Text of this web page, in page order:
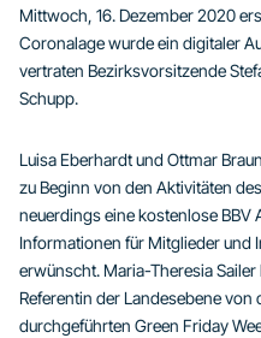
Mittwoch, 16. Dezember 2020
Coronalage wurde ein digitaler
vertraten Bezirksvorsitzende
Schupp.
Luisa Eberhardt und Ottmar
zu Beginn von den Aktivitäten
neuerdings eine kostenlose BBV
Informationen für Mitglieder und
erwünscht. Maria-Theresia
Referentin der Landesebene
durchgeführten Green Friday